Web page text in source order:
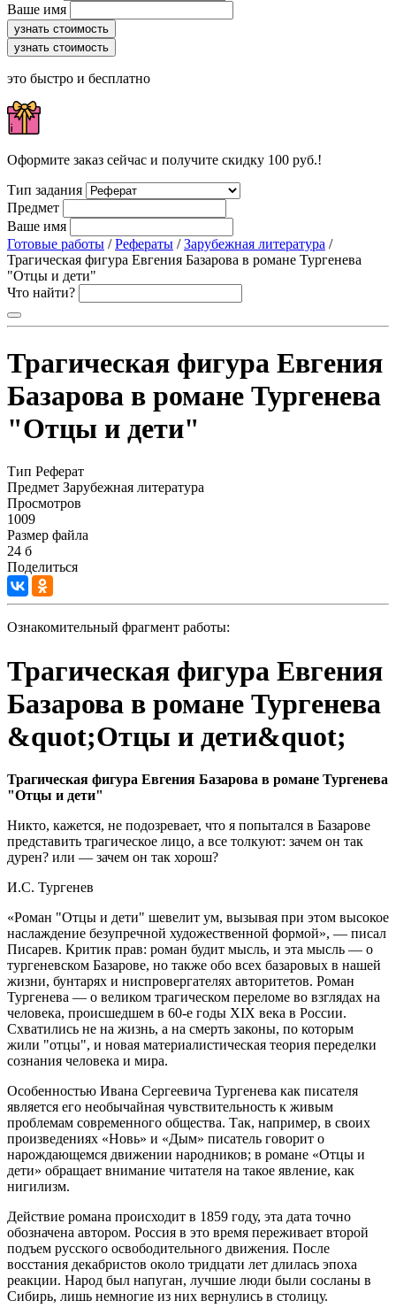
Ваше имя
узнать стоимость
узнать стоимость
это быстро и бесплатно
Оформите заказ сейчас и получите скидку 100 руб.!
Тип задания
Предмет
Ваше имя
Готовые работы /Рефераты /Зарубежная литература /
Трагическая фигура Евгения Базарова в романе Тургенева
"Отцы и дети"
Что найти?
Трагическая фигура Евгения
Базарова в романе Тургенева
"Отцы и дети"
Тип Реферат
Предмет Зарубежная литература
Просмотров
1009
Размер файла
24 б
Поделиться
Ознакомительный фрагмент работы:
Трагическая фигура Евгения
Базарова в романе Тургенева
&quot;Отцы и дети&quot;
Трагическая фигура Евгения Базарова в романе Тургенева
"Отцы и дети"
Никто, кажется, не подозревает, что я попытался в Базарове
представить трагическое лицо, а все толкуют: зачем он так
дурен? или — зачем он так хорош?
И.С. Тургенев
«Роман "Отцы и дети" шевелит ум, вызывая при этом высокое
наслаждение безупречной художественной формой», — писал
Писарев. Критик прав: роман будит мысль, и эта мысль — о
тургеневском Базарове, но также обо всех базаровых в нашей
жизни, бунтарях и ниспровергателях авторитетов. Роман
Тургенева — о великом трагическом переломе во взглядах на
человека, происшедшем в 60-е годы XIX века в России.
Схватились не на жизнь, а на смерть законы, по которым
жили "отцы", и новая материалистическая теория переделки
сознания человека и мира.
Особенностью Ивана Сергеевича Тургенева как писателя
является его необычайная чувствительность к живым
проблемам современного общества. Так, например, в своих
произведениях «Новь» и «Дым» писатель говорит о
нарождающемся движении народников; в романе «Отцы и
дети» обращает внимание читателя на такое явление, как
нигилизм.
Действие романа происходит в 1859 году, эта дата точно
обозначена автором. Россия в это время переживает второй
подъем русского освободительного движения. После
восстания декабристов около тридцати лет длилась эпоха
реакции. Народ был напуган, лучшие люди были сосланы в
Сибирь, лишь немногие из них вернулись в столицу.